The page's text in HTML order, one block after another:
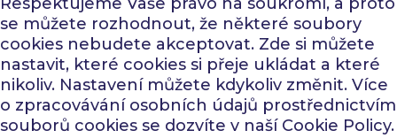
se můžete rozhodnout, že některé soubory
cookies nebudete akceptovat. Zde si můžete
nastavit, které cookies si přeje ukládat a které
nikoliv. Nastavení můžete kdykoliv změnit. Více
o zpracovávání osobních údajů prostřednictvím
souborů cookies se dozvíte v naší Cookie Policy.